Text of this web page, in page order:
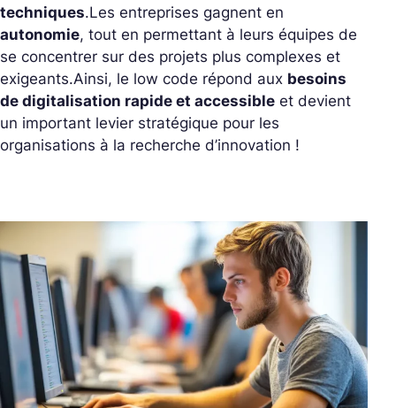
techniques.Les entreprises gagnent en
autonomie, tout en permettant à leurs équipes de
se concentrer sur des projets plus complexes et
exigeants.Ainsi, le low code répond aux besoins
de digitalisation rapide et accessible et devient
un important levier stratégique pour les
organisations à la recherche d’innovation !